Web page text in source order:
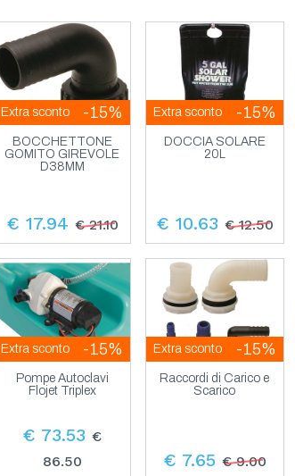
Extra sconto -15%
BOCCHETTONE
GOMITO GIREVOLE
D38MM
€ 17.94 € 21.10
Extra sconto -15%
DOCCIA SOLARE
20L
€ 10.63 € 12.50
Extra sconto -15%
Pompe Autoclavi
Flojet Triplex
€ 73.53 €
86.50
Extra sconto -15%
Raccordi di Carico e
Scarico
€ 7.65 € 9.00